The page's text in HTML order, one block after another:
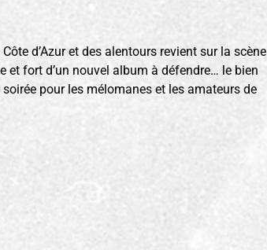
d’Azur et des alentours revient sur la scène
et fort d’un nouvel album à défendre… le bien
soirée pour les mélomanes et les amateurs de